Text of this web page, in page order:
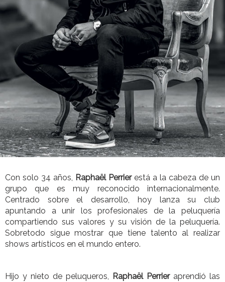
Con solo 34 años, Raphaël Perrierestá a la cabeza de un
grupo que es muy reconocido internacionalmente.
Centrado sobre el desarrollo, hoy lanza su club
apuntando a unir los profesionales de la peluquería
compartiendo sus valores y su visión de la peluquería.
Sobretodo sigue mostrar que tiene talento al realizar
shows artísticos en el mundo entero.
Hijo y nieto de peluqueros, Raphaël Perrieraprendió las